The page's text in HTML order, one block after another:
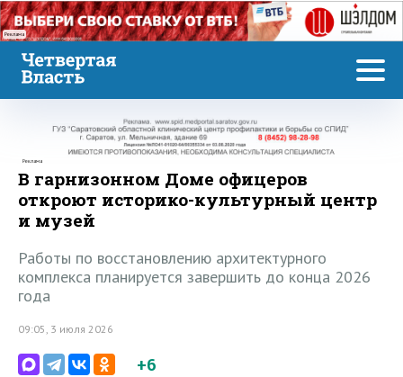
Реклама
Реклама
В гарнизонном Доме офицеров
откроют историко-культурный центр
и музей
Работы по восстановлению архитектурного
комплекса планируется завершить до конца 2026
года
09:05, 3 июля 2026
+6